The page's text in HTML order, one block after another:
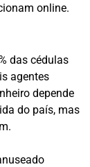
online.
das cédulas
agentes
depende
do país, mas